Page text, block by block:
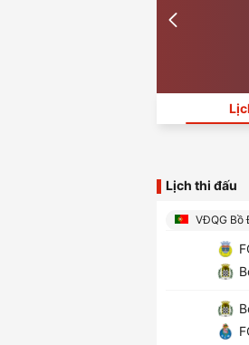
Lịch thi đấu
VĐQG Bồ